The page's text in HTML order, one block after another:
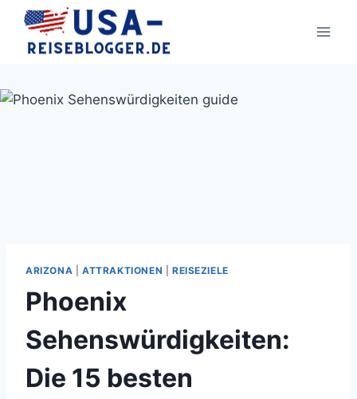
Zum
Inhalt
springen
ARIZONA ATTRAKTIONEN REISEZIELE
Phoenix
Sehenswürdigkeiten:
Die 15 besten